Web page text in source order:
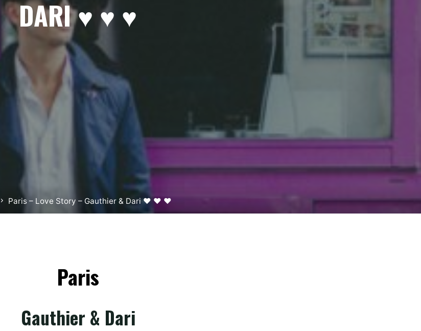
DARI ♥ ♥ ♥
HomeParis – Love Story – Gauthier & Dari ♥ ♥ ♥
Paris
Gauthier & Dari